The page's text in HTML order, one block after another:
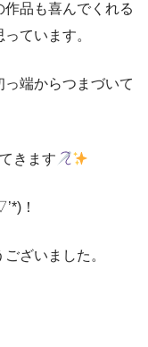
品も喜んでくれる
ています。
端からつまづいて
きます
！
ざいました。